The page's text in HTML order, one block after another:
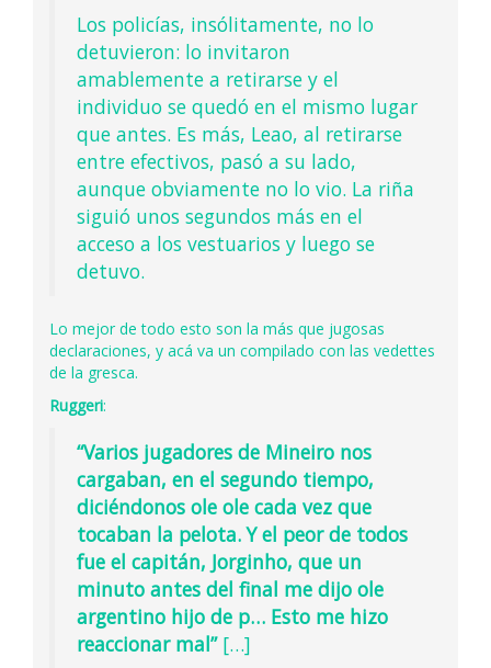
Los policías, insólitamente, no lo
detuvieron: lo invitaron
amablemente a retirarse y el
individuo se quedó en el mismo lugar
que antes. Es más, Leao, al retirarse
entre efectivos, pasó a su lado,
aunque obviamente no lo vio. La riña
siguió unos segundos más en el
acceso a los vestuarios y luego se
detuvo.
Lo mejor de todo esto son la más que jugosas
declaraciones, y acá va un compilado con las vedettes
de la gresca.
Ruggeri:
“Varios jugadores de Mineiro nos
cargaban, en el segundo tiempo,
diciéndonos ole ole cada vez que
tocaban la pelota. Y el peor de todos
fue el capitán, Jorginho, que un
minuto antes del final me dijo ole
argentino hijo de p… Esto me hizo
reaccionar mal”[…]